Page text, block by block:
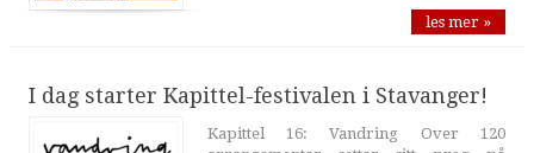
les mer »
I dag starter Kapittel-festivalen i Stavanger!
Kapittel 16: Vandring Over 120